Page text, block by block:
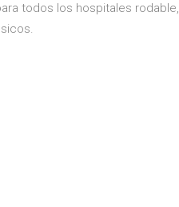
todos los hospitales rodable,